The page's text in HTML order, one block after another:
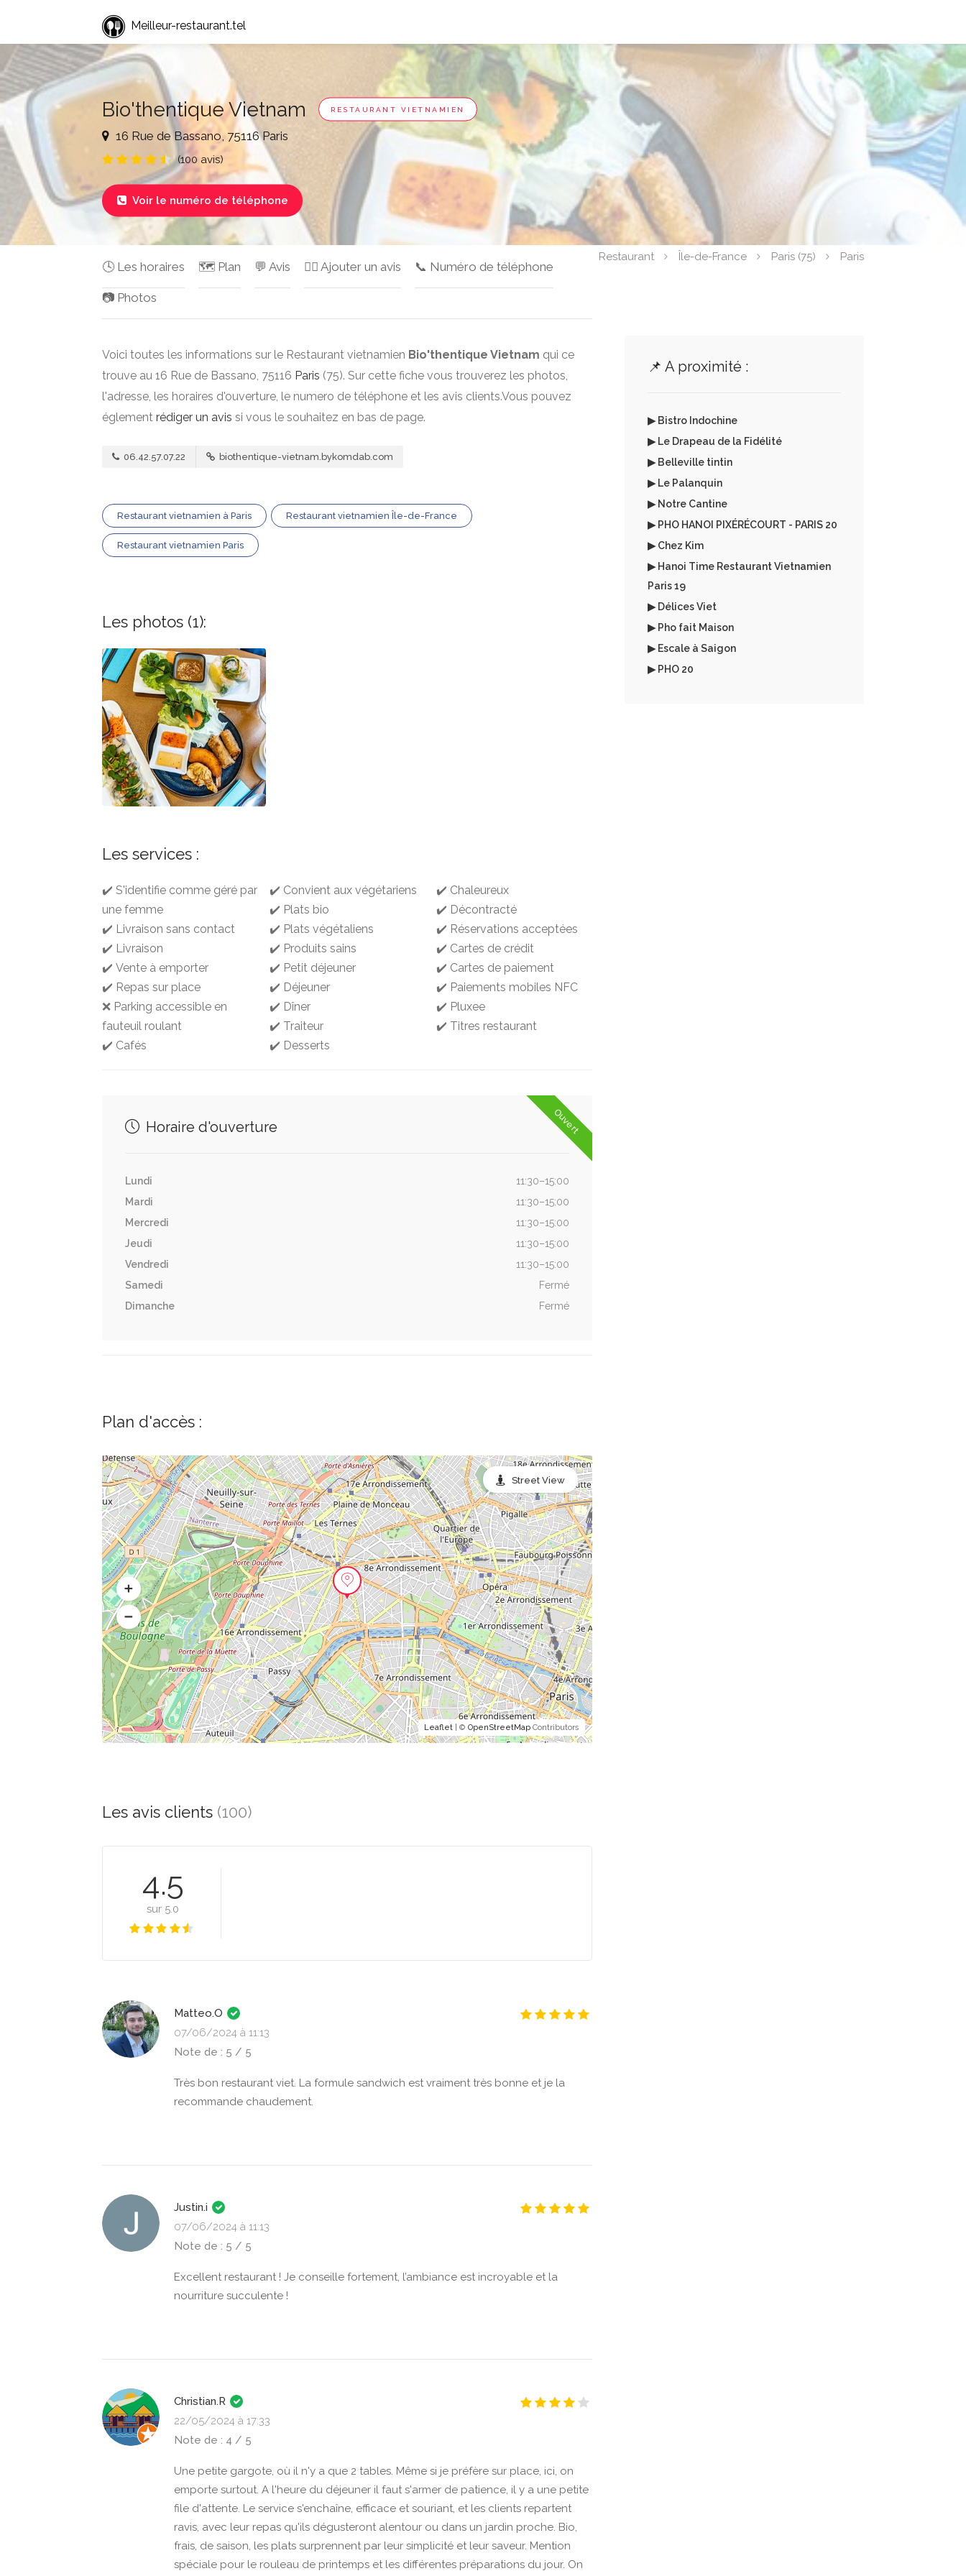
Meilleur-restaurant.tel
Bio'thentique Vietnam RESTAURANT VIETNAMIEN
16 Rue de Bassano, 75116 Paris
(100 avis)
 Voir le numéro de téléphone
Restaurant Île-de-France Paris (75) Paris
🕓 Les horaires 🗺️ Plan 💬 Avis ✍🏻 Ajouter un avis 📞 Numéro de téléphone
📷 Photos
Voici toutes les informations sur le Restaurant vietnamien Bio'thentique Vietnam qui ce
trouve au 16 Rue de Bassano, 75116 Paris (75). Sur cette fiche vous trouverez les photos,
l'adresse, les horaires d'ouverture, le numero de téléphone et les avis clients.Vous pouvez
églement rédiger un avis si vous le souhaitez en bas de page.
06.42.57.07.22 biothentique-vietnam.bykomdab.com
Restaurant vietnamien à Paris Restaurant vietnamien Île-de-France
Restaurant vietnamien Paris
Les photos (1):
Les services :
✔️ S'identifie comme géré par
une femme
✔️ Livraison sans contact
✔️ Livraison
✔️ Vente à emporter
✔️ Repas sur place
❌ Parking accessible en
fauteuil roulant
✔️ Cafés
✔️ Convient aux végétariens
✔️ Plats bio
✔️ Plats végétaliens
✔️ Produits sains
✔️ Petit déjeuner
✔️ Déjeuner
✔️ Dîner
✔️ Traiteur
✔️ Desserts
✔️ Chaleureux
✔️ Décontracté
✔️ Réservations acceptées
✔️ Cartes de crédit
✔️ Cartes de paiement
✔️ Paiements mobiles NFC
✔️ Pluxee
✔️ Titres restaurant
Ouvert
Horaire d'ouverture
Lundi
11:30–15:00
Mardi
11:30–15:00
Mercredi
11:30–15:00
Jeudi
11:30–15:00
Vendredi
11:30–15:00
Samedi
Fermé
Dimanche
Fermé
Plan d'accès :
Leaflet| © OpenStreetMapContributors
Street View
Les avis clients (100)
4.5
sur 5.0
Matteo.O
07/06/2024 à 11:13
Note de : 5 / 5
Très bon restaurant viet. La formule sandwich est vraiment très bonne et je la
recommande chaudement.
Justin.i
07/06/2024 à 11:13
Note de : 5 / 5
Excellent restaurant ! Je conseille fortement, l’ambiance est incroyable et la
nourriture succulente !
Christian.R
22/05/2024 à 17:33
Note de : 4 / 5
Une petite gargote, où il n'y a que 2 tables. Même si je préfère sur place, ici, on
emporte surtout. A l'heure du déjeuner il faut s'armer de patience, il y a une petite
file d'attente. Le service s'enchaîne, efficace et souriant, et les clients repartent
ravis, avec leur repas qu'ils dégusteront alentour ou dans un jardin proche. Bio,
frais, de saison, les plats surprennent par leur simplicité et leur saveur. Mention
spéciale pour le rouleau de printemps et les différentes préparations du jour. On
📌 A proximité :
▶ Bistro Indochine
▶ Le Drapeau de la Fidélité
▶ Belleville tintin
▶ Le Palanquin
▶ Notre Cantine
▶ PHO HANOI PIXÉRÉCOURT - PARIS 20
▶ Chez Kim
▶ Hanoi Time Restaurant Vietnamien
Paris 19
▶ Délices Viet
▶ Pho fait Maison
▶ Escale à Saigon
▶ PHO 20